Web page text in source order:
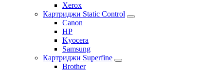
Xerox
Картриджи Static Control
Canon
HP
Kyocera
Samsung
Картриджи Superfine
Brother